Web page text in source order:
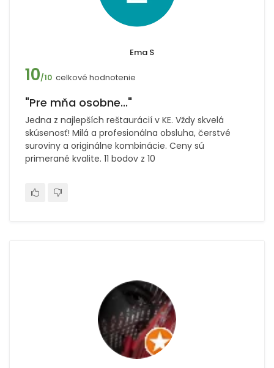
Ema S
10/10 celkové hodnotenie
"Pre mňa osobne..."
Jedna z najlepších reštaurácií v KE. Vždy skvelá
skúsenosť! Milá a profesionálna obsluha, čerstvé
suroviny a originálne kombinácie. Ceny sú
primerané kvalite. 11 bodov z 10